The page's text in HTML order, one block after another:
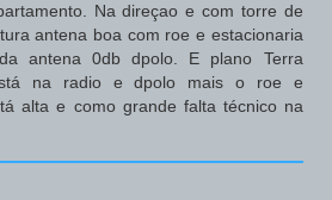
Na direçao e com torre de
antena boa com roe e estacionaria
antena 0db dpolo. E plano Terra
na radio e dpolo mais o roe e
alta e como grande falta técnico na